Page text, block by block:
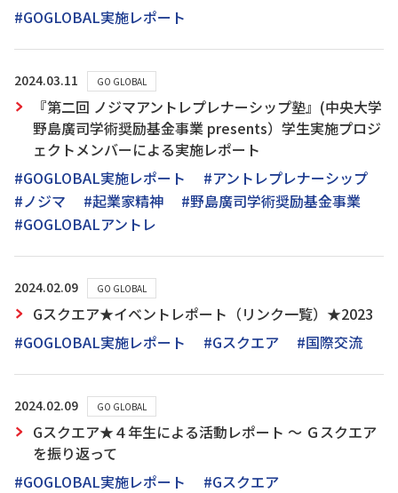
#GOGLOBAL実施レポート
2024.03.11 GO GLOBAL
『第二回 ノジマアントレプレナーシップ塾』(中央大学
野島廣司学術奨励基金事業 presents）学生実施プロジ
ェクトメンバーによる実施レポート
#GOGLOBAL実施レポート
#アントレプレナーシップ
#ノジマ
#起業家精神
#野島廣司学術奨励基金事業
#GOGLOBALアントレ
2024.02.09 GO GLOBAL
Gスクエア★イベントレポート（リンク一覧）★2023
#GOGLOBAL実施レポート
#Gスクエア #国際交流
2024.02.09 GO GLOBAL
Gスクエア★４年生による活動レポート ～ Ｇスクエア
を振り返って
#GOGLOBAL実施レポート
#Gスクエア